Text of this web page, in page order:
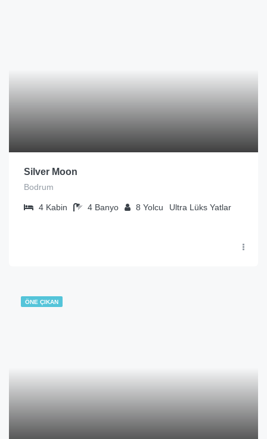
Silver Moon
Bodrum
4 Kabin 4 Banyo 8 Yolcu Ultra Lüks Yatlar
ÖNE ÇIKAN